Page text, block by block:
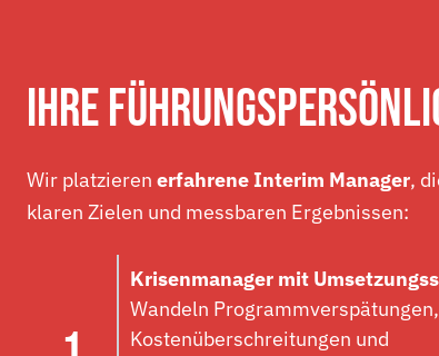
IHRE
Wir platzieren erfahrene Interim Manager,
klaren Zielen und messbaren Ergebnissen:
Krisenmanager mit
Wandeln Programmverspätungen,
Kostenüberschreitungen und